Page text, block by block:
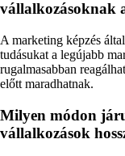
vállalkozásoknak
A marketing képzés
tudásukat a legújabb
rugalmasabban
előtt maradhatnak.
Milyen módon
vállalkozások